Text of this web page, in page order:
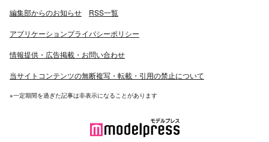
編集部からのお知らせ RSS一覧
アプリケーションプライバシーポリシー
情報提供・広告掲載・お問い合わせ
当サイトコンテンツの無断複写・転載・引用の禁止について
※一定期間を過ぎた記事は非表示になることがあります